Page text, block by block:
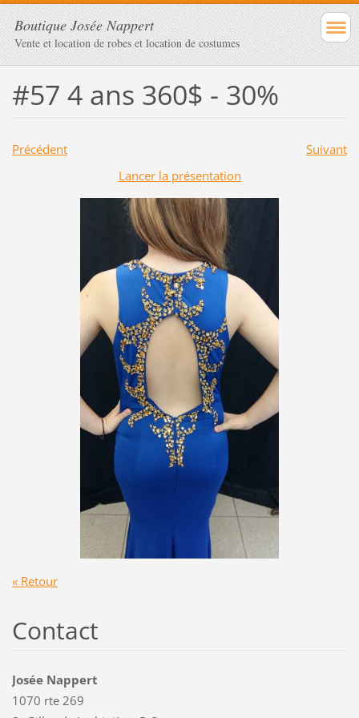
Boutique Josée Nappert
Vente et location de robes et location de costumes
#57 4 ans 360$ - 30%
Précédent
Suivant
Lancer la présentation
« Retour
Contact
Josée Nappert
1070 rte 269